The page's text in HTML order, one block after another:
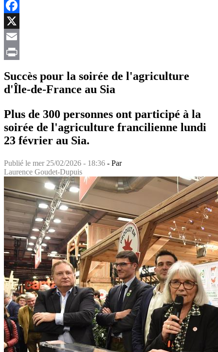
LinkedIn
Facebook
X
Email
Succès pour la soirée de l'agriculture
d'Île-de-France au Sia
Plus de 300 personnes ont participé à la
soirée de l'agriculture francilienne lundi
23 février au Sia.
Publié le mer 25/02/2026 - 18:36 - Par
Laurence Goudet-Dupuis